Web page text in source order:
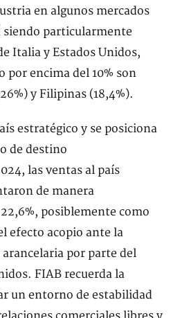
en algunos mercados
particularmente
Italia y Estados Unidos,
por encima del 10% son
y Filipinas (18,4%).
estratégico y se posiciona
de destino
las ventas al país
de manera
posiblemente como
efecto acopio ante la
arancelaria por parte del
FIAB recuerda la
un entorno de estabilidad